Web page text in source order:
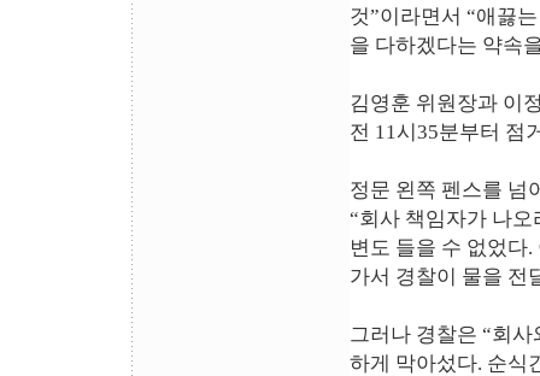
것”이라면서 “애끓
을 다하겠다는 약속
김영훈 위원장과 이
전 11시35분부터 점
정문 왼쪽 펜스를 넘
“회사 책임자가 나
변도 들을 수 없었다
가서 경찰이 물을 전
그러나 경찰은 “회
하게 막아섰다. 순식